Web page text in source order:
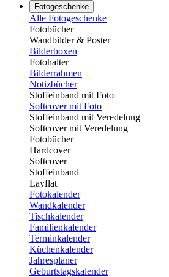
Fotogeschenke
Alle Fotogeschenke
Fotobücher
Wandbilder & Poster
Bilderboxen
Fotohalter
Bilderrahmen
Notizbücher
Stoffeinband mit Foto
Softcover mit Foto
Stoffeinband mit Veredelung
Softcover mit Veredelung
Fotobücher
Hardcover
Softcover
Stoffeinband
Layflat
Fotokalender
Wandkalender
Tischkalender
Familienkalender
Terminkalender
Küchenkalender
Jahresplaner
Geburtstagskalender